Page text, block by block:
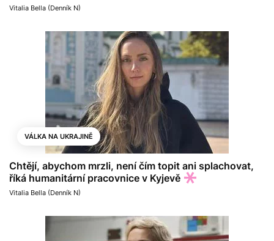
Vitalia Bella (Denník N)
VÁLKA NA UKRAJINĚ
Chtějí, abychom mrzli, není čím topit ani splachovat,
říká humanitární pracovnice v Kyjevě
Vitalia Bella (Denník N)